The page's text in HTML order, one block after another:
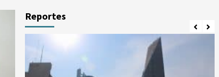
Reportes